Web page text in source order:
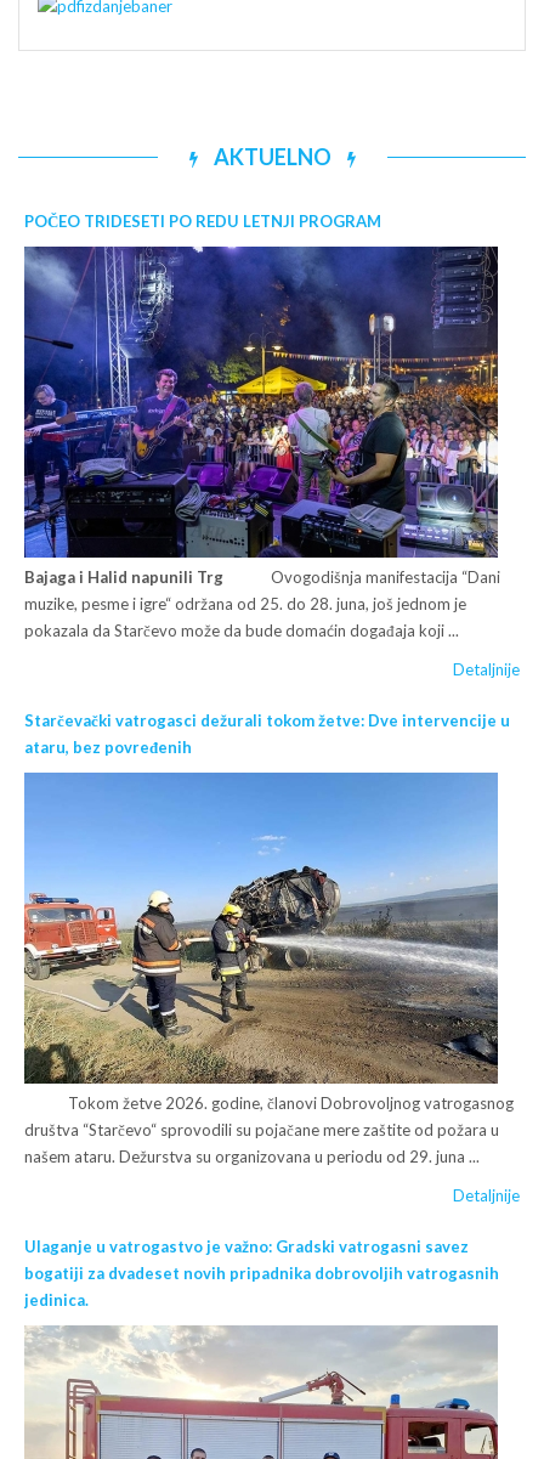
AKTUELNO
POČEO TRIDESETI PO REDU LETNJI PROGRAM
Bajaga i Halid napunili Trg Ovogodišnja manifestacija “Dani
muzike, pesme i igre“ održana od 25. do 28. juna, još jednom je
pokazala da Starčevo može da bude domaćin događaja koji ...
Detaljnije
Starčevački vatrogasci dežurali tokom žetve: Dve intervencije u
ataru, bez povređenih
Tokom žetve 2026. godine, članovi Dobrovoljnog vatrogasnog
društva “Starčevo“ sprovodili su pojačane mere zaštite od požara u
našem ataru. Dežurstva su organizovana u periodu od 29. juna ...
Detaljnije
Ulaganje u vatrogastvo je važno: Gradski vatrogasni savez
bogatiji za dvadeset novih pripadnika dobrovoljih vatrogasnih
jedinica.